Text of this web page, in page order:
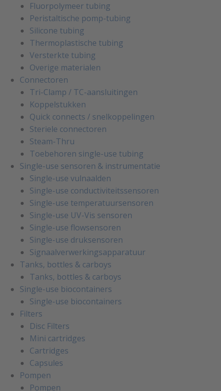
Fluorpolymeer tubing
Peristaltische pomp-tubing
Silicone tubing
Thermoplastische tubing
Versterkte tubing
Overige materialen
Connectoren
Tri-Clamp / TC-aansluitingen
Koppelstukken
Quick connects / snelkoppelingen
Steriele connectoren
Steam-Thru
Toebehoren single-use tubing
Single-use sensoren & instrumentatie
Single-use vulnaalden
Single-use conductiviteitssensoren
Single-use temperatuursensoren
Single-use UV-Vis sensoren
Single-use flowsensoren
Single-use druksensoren
Signaalverwerkingsapparatuur
Tanks, bottles & carboys
Tanks, bottles & carboys
Single-use biocontainers
Single-use biocontainers
Filters
Disc Filters
Mini cartridges
Cartridges
Capsules
Pompen
Pompen